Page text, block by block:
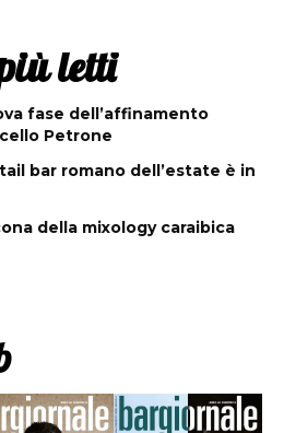
letti
fase dell’affinamento
Petrone
bar romano dell’estate è in
della mixology caraibica